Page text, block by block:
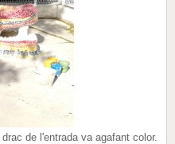
de l'entrada va agafant color.